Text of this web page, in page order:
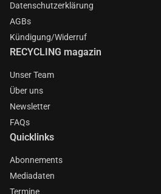
Datenschutzerklärung
AGBs
Kündigung/Widerruf
RECYCLING magazin
Unser Team
Über uns
Newsletter
FAQs
Quicklinks
Abonnements
Mediadaten
Termine